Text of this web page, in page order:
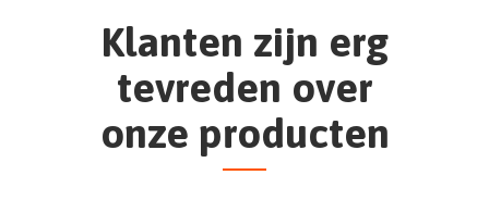
Website:
https://www.altronic.nl/
Klanten zijn erg
tevreden over
onze producten